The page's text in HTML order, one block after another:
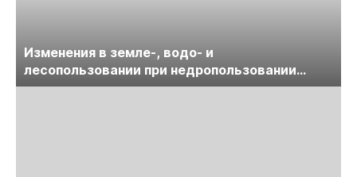
Изменения в земле-, водо- и
лесопользовании при недропользовании
обсудят на семинаре «ПравоТЭК»